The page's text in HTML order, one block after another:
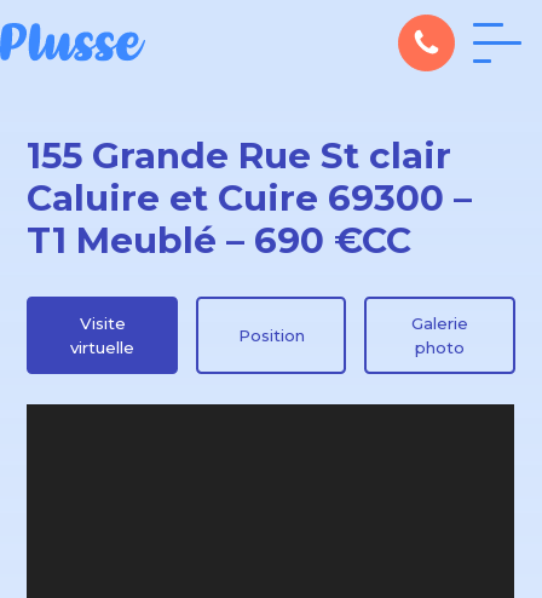
155 Grande Rue St clair
Caluire et Cuire 69300 –
T1 Meublé – 690 €CC
Visite
virtuelle
Position
Galerie
photo